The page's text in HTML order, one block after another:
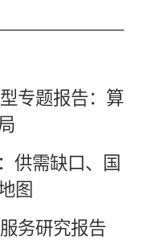
专题报告：算
供需缺口、国
图
务研究报告